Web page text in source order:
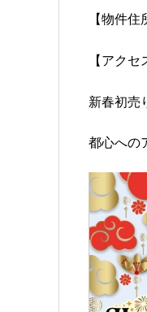
【物件
【アク
新春初売
都心への